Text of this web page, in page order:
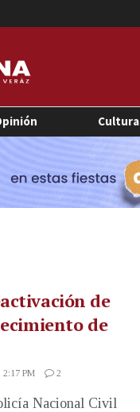
Cultura
de
de
PM 2
Nacional Civil